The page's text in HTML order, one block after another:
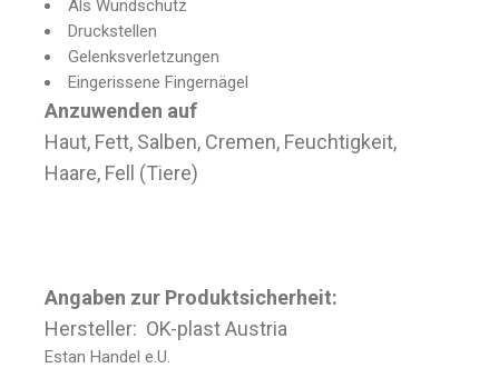
Als Wundschutz
Druckstellen
Gelenksverletzungen
Eingerissene Fingernägel
Anzuwenden auf
Haut, Fett, Salben, Cremen, Feuchtigkeit,
Haare, Fell (Tiere)
Angaben zur Produktsicherheit:
Hersteller: OK-plast Austria
Estan Handel e.U.